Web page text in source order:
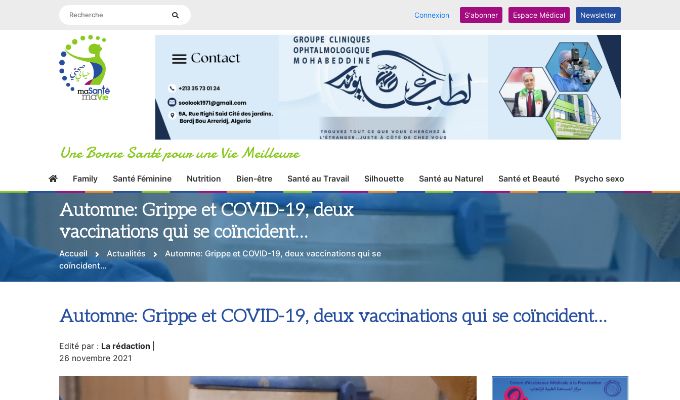
Connexion S'abonner Espace Médical Newsletter
Une Bonne Santé pour une Vie Meilleure
Family Santé Féminine Nutrition Bien-être Santé au Travail Silhouette Santé au Naturel Santé et Beauté Psycho sexo
Automne: Grippe et COVID-19, deux
vaccinations qui se coïncident…
Accueil Actualités
Automne: Grippe et COVID-19, deux vaccinations qui se
coïncident…
Automne: Grippe et COVID-19, deux vaccinations qui se coïncident…
Edité par : La rédaction
26 novembre 2021